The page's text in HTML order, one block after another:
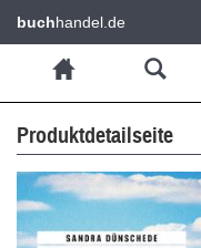
buchhandel.de
Produktdetailseite